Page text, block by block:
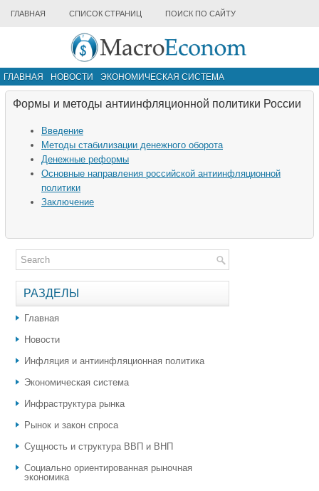
ГЛАВНАЯ СПИСОК СТРАНИЦ ПОИСК ПО САЙТУ
ГЛАВНАЯ НОВОСТИ
ЭКОНОМИЧЕСКАЯ СИСТЕМА
ИНФРАСТРУКТУРА РЫНКА
Формы и методы антиинфляционной политики России
Введение
Методы стабилизации денежного оборота
Денежные реформы
Основные направления российской антиинфляционной
политики
Заключение
РАЗДЕЛЫ
Главная
Новости
Инфляция и антиинфляционная политика
Экономическая система
Инфраструктура рынка
Рынок и закон спроса
Сущность и структура ВВП и ВНП
Социально ориентированная рыночная
экономика